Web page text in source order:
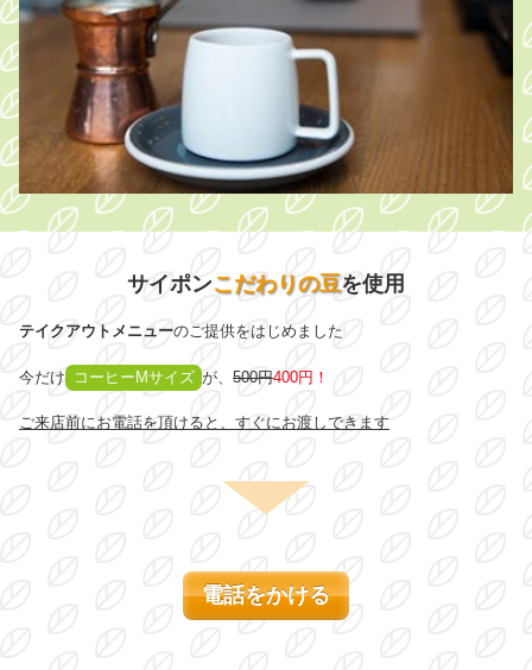
サイポンこだわりの豆を使用
テイクアウトメニューのご提供をはじめました
今だけ コーヒーMサイズ が、500円400円！
ご来店前にお電話を頂けると、すぐにお渡しできます
電話をかける